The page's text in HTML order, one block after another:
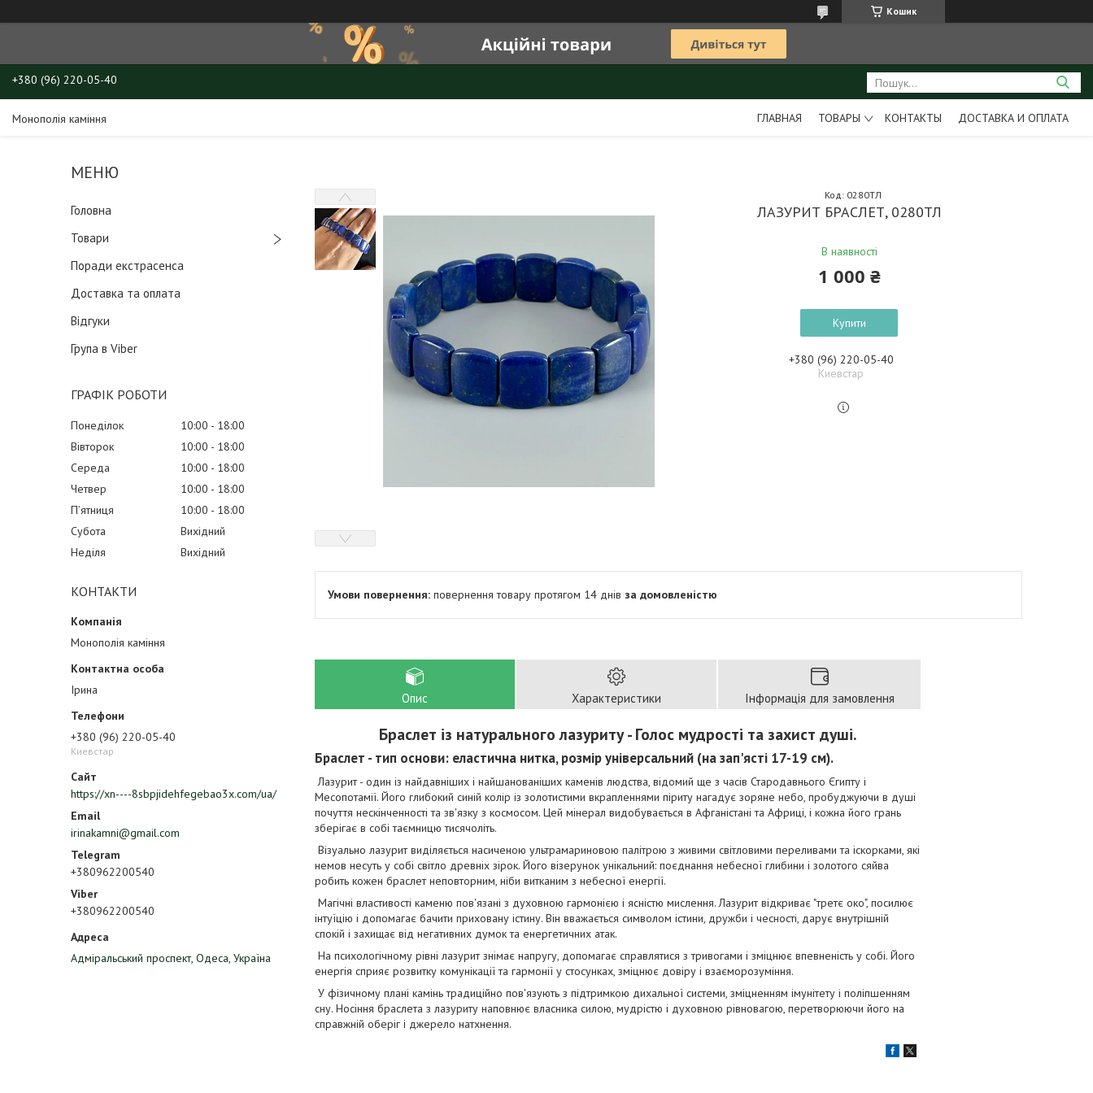
Кошик
+380 (96) 220-05-40
Монополія каміння ГЛАВНАЯ ТОВАРЫ КОНТАКТЫ ДОСТАВКА И ОПЛАТА
Головна
Товари
Поради екстрасенса
Доставка та оплата
Відгуки
Група в Viber
ГРАФІК РОБОТИ
Понеділок 10:00
18:00
Вівторок
10:00
18:00
Середа
10:00
18:00
Четвер
10:00
18:00
Пʼятниця
10:00
18:00
Субота
Вихідний
Неділя
Вихідний
КОНТАКТИ
Монополія каміння
Ірина
+380 (96) 220-05-40
Киевстар
https://xn----8sbpjidehfegebao3x.com/ua/
irinakamni@gmail.com
+380962200540
+380962200540
Адміральський проспект, Одеса, Україна
ЛАЗУРИТ БРАСЛЕТ, 0280ТЛ
В наявності
Код: 0280ТЛ
1 000 ₴
Купити
+380 (96) 220-05-40
Киевстар
повернення товару протягом 14 днів за домовленістю
Опис Характеристики Інформація для замовлення
Браслет із натурального лазуриту - Голос мудрості та захист душі.
Браслет - тип основи: еластична нитка, розмір універсальний (на зап'ясті 17-19 см).
Лазурит - один із найдавніших і найшанованіших каменів людства, відомий ще з часів Стародавнього Єгипту і
Месопотамії. Його глибокий синій колір із золотистими вкрапленнями піриту нагадує зоряне небо, пробуджуючи в душі
почуття нескінченності та зв'язку з космосом. Цей мінерал видобувається в Афганістані та Африці, і кожна його грань
зберігає в собі таємницю тисячоліть.
Візуально лазурит виділяється насиченою ультрамариновою палітрою з живими світловими переливами та іскорками, які
немов несуть у собі світло древніх зірок. Його візерунок унікальний: поєднання небесної глибини і золотого сяйва
робить кожен браслет неповторним, ніби витканим з небесної енергії.
Магічні властивості каменю пов'язані з духовною гармонією і ясністю мислення. Лазурит відкриває "третє око", посилює
інтуїцію і допомагає бачити приховану істину. Він вважається символом істини, дружби і чесності, дарує внутрішній
спокій і захищає від негативних думок та енергетичних атак.
На психологічному рівні лазурит знімає напругу, допомагає справлятися з тривогами і зміцнює впевненість у собі. Його
енергія сприяє розвитку комунікації та гармонії у стосунках, зміцнює довіру і взаєморозуміння.
У фізичному плані камінь традиційно пов'язують з підтримкою дихальної системи, зміцненням імунітету і поліпшенням
сну. Носіння браслета з лазуриту наповнює власника силою, мудрістю і духовною рівновагою, перетворюючи його на
справжній оберіг і джерело натхнення.